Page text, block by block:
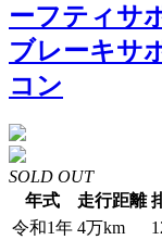
ーフティサ
ブレーキサ
コン
SOLD OUT
年式
走行距離
令和1年 4万km